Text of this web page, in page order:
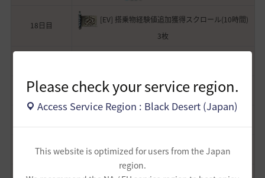
Please check your service region.
Access Service Region : Black Desert (Japan)
This website is optimized for users from the Japan
region.
18日目
[EV] 搭乗物経験値追加獲得スクロール(10時間)
3枚
20日目 最上級錬金術道具
22日目 [EV] エリアンの涙 2個